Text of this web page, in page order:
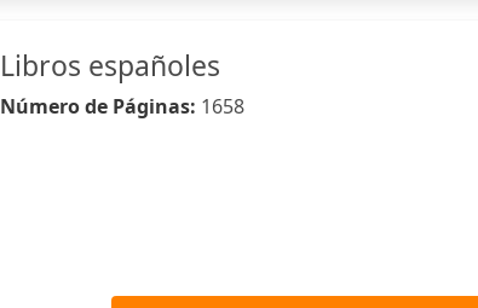
Libros españoles
Número de Páginas: 1658